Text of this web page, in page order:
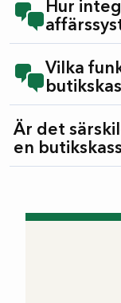
Hur
Vilka
Är det
en